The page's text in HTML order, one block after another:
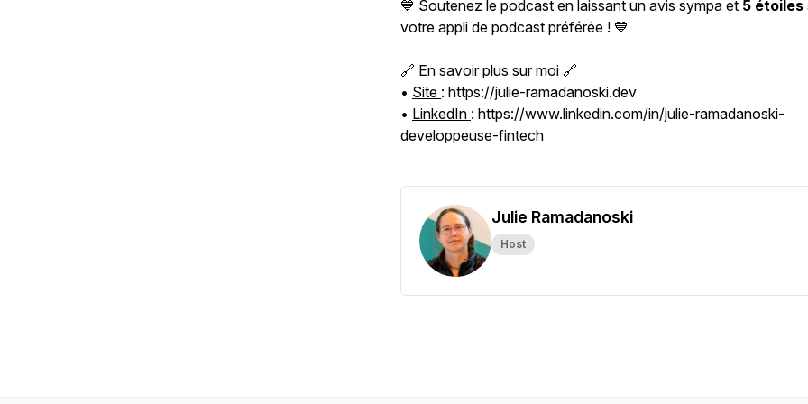
💙 Soutenez le podcast en laissant un avis sympa et 5 étoiles
votre appli de podcast préférée ! 💙
🔗 En savoir plus sur moi 🔗
• Site : https://julie-ramadanoski.dev
• LinkedIn : https://www.linkedin.com/in/julie-ramadanoski-
developpeuse-fintech
Julie Ramadanoski
Host